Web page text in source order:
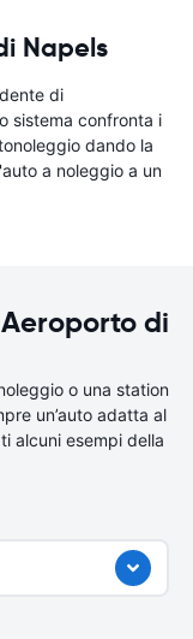
Napels
di
sistema confronta i
dando la
a noleggio a un
di
o una station
un’auto adatta al
alcuni esempi della